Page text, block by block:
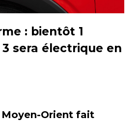
: bientôt 1
sera électrique en
Orient fait